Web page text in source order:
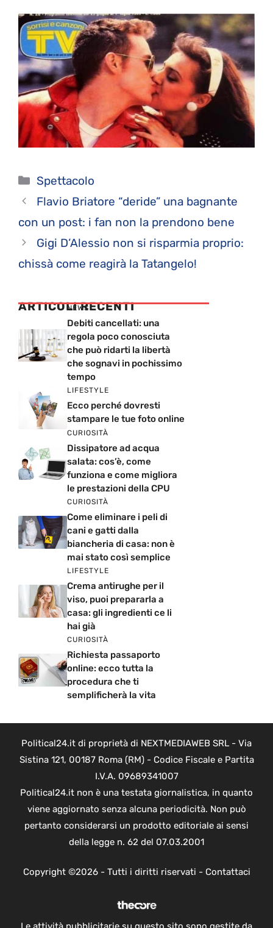
Categorie
Spettacolo
Flavio Briatore “deride” una bagnante
con un post: i fan non la prendono bene
Gigi D’Alessio non si risparmia proprio:
chissà come reagirà la Tatangelo!
ARTICOLI RECENTI
NEWS
Debiti cancellati: una
regola poco conosciuta
che può ridarti la libertà
che sognavi in pochissimo
tempo
LIFESTYLE
Ecco perché dovresti
stampare le tue foto online
CURIOSITÀ
Dissipatore ad acqua
salata: cos’è, come
funziona e come migliora
le prestazioni della CPU
CURIOSITÀ
Come eliminare i peli di
cani e gatti dalla
biancheria di casa: non è
mai stato così semplice
LIFESTYLE
Crema antirughe per il
viso, puoi prepararla a
casa: gli ingredienti ce li
hai già
CURIOSITÀ
Richiesta passaporto
online: ecco tutta la
procedura che ti
semplificherà la vita
Political24.it di proprietà di NEXTMEDIAWEB SRL - Via
Sistina 121, 00187 Roma (RM) - Codice Fiscale e Partita
I.V.A. 09689341007
Political24.it non è una testata giornalistica, in quanto
viene aggiornato senza alcuna periodicità. Non può
pertanto considerarsi un prodotto editoriale ai sensi
della legge n. 62 del 07.03.2001
Copyright ©2026 - Tutti i diritti riservati - Contattaci